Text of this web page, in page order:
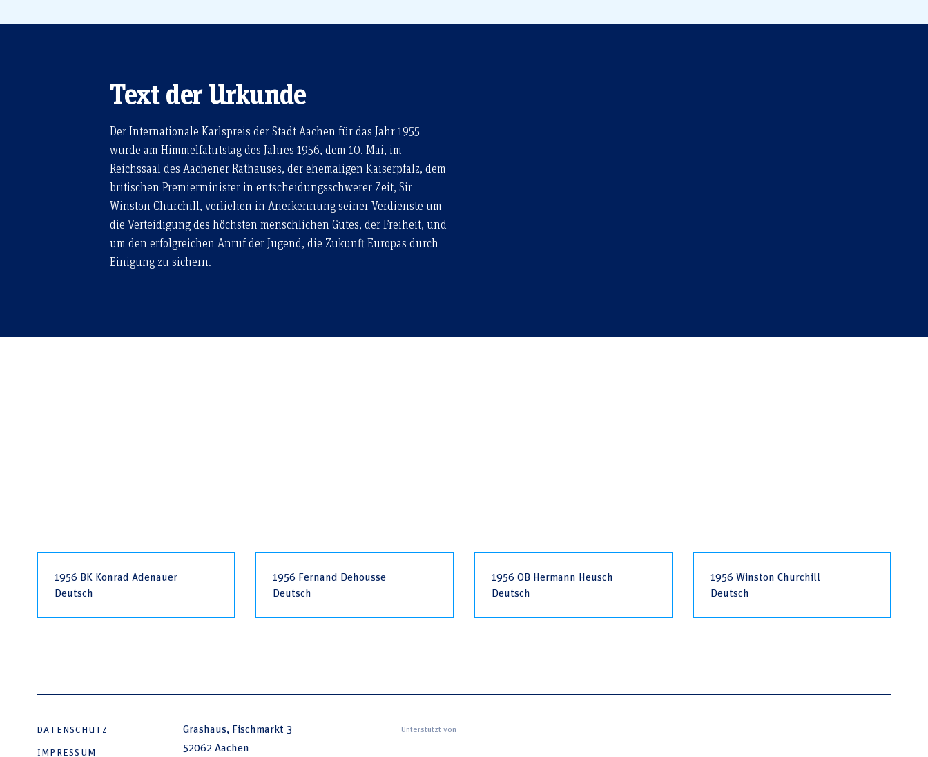
Text der Urkunde
Der Internationale Karlspreis der Stadt Aachen für das Jahr 1955
wurde am Himmelfahrtstag des Jahres 1956, dem 10. Mai, im
Reichssaal des Aachener Rathauses, der ehemaligen Kaiserpfalz, dem
britischen Premierminister in entscheidungsschwerer Zeit, Sir
Winston Churchill, verliehen in Anerkennung seiner Verdienste um
die Verteidigung des höchsten menschlichen Gutes, der Freiheit, und
um den erfolgreichen Anruf der Jugend, die Zukunft Europas durch
Einigung zu sichern.
1956 BK Konrad Adenauer
Deutsch
1956 Fernand Dehousse
Deutsch
1956 OB Hermann Heusch
Deutsch
1956 Winston Churchill
Deutsch
DATENSCHUTZ
IMPRESSUM
Grashaus, Fischmarkt 3
52062 Aachen
Unterstützt von